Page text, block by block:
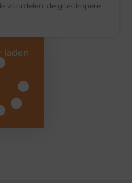
voordelen, de goedkopere
laden